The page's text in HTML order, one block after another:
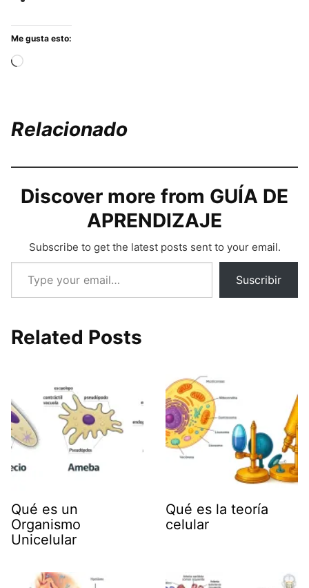
Me gusta esto:
Cargando...
Relacionado
Discover more from GUÍA DE
APRENDIZAJE
Subscribe to get the latest posts sent to your email.
Type your email…
Suscribir
Related Posts
Qué es un
Organismo
Unicelular
Qué es la teoría
celular